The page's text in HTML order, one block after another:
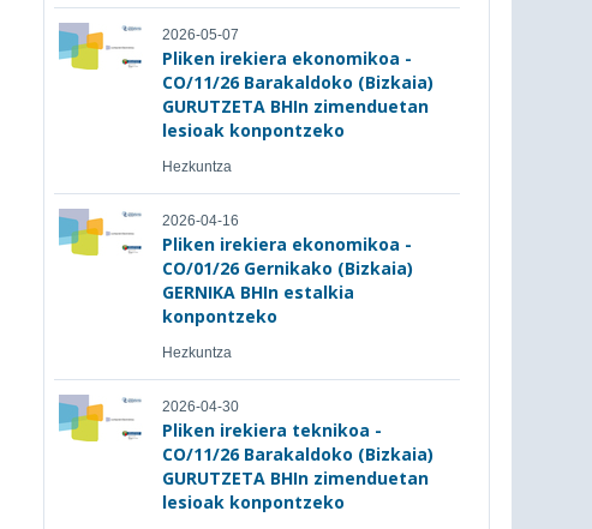
2026-05-07
Pliken irekiera ekonomikoa -
CO/11/26 Barakaldoko (Bizkaia)
GURUTZETA BHIn zimenduetan
lesioak konpontzeko
Hezkuntza
2026-04-16
Pliken irekiera ekonomikoa -
CO/01/26 Gernikako (Bizkaia)
GERNIKA BHIn estalkia
konpontzeko
Hezkuntza
2026-04-30
Pliken irekiera teknikoa -
CO/11/26 Barakaldoko (Bizkaia)
GURUTZETA BHIn zimenduetan
lesioak konpontzeko